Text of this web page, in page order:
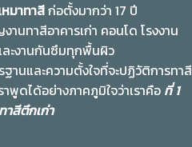
มาทาสีก่อตั้งมากว่า 17 ปี
านทาสีอาคารเก่า คอนโด โรงงาน
ละงานกันซึมทุกพื้นผิว
านและความตั้งใจที่จะปฏิวัติการทาสี
พูดได้อย่างภาคภูมิใจว่าเราคือ ที่ 1
าสีตึกเก่า